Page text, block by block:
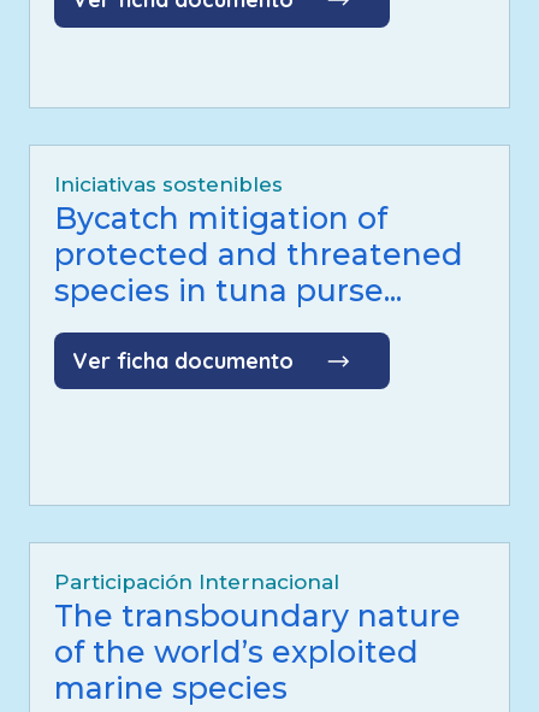
Iniciativas sostenibles
Bycatch mitigation of
protected and threatened
species in tuna purse...
Ver ficha documento
Participación Internacional
The transboundary nature
of the world’s exploited
marine species